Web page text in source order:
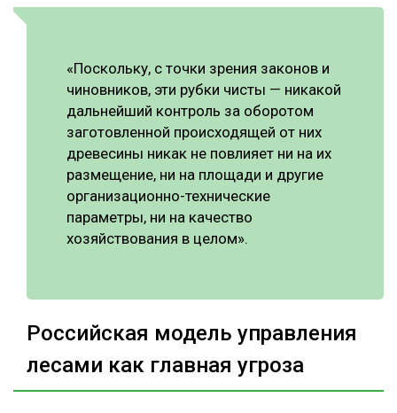
«Поскольку, с точки зрения законов и
чиновников, эти рубки чисты — никакой
дальнейший контроль за оборотом
заготовленной происходящей от них
древесины никак не повлияет ни на их
размещение, ни на площади и другие
организационно-технические
параметры, ни на качество
хозяйствования в целом».
Российская модель управления
лесами как главная угроза